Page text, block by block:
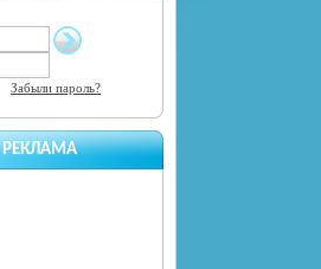
Забыли пароль?
РЕКЛАМА